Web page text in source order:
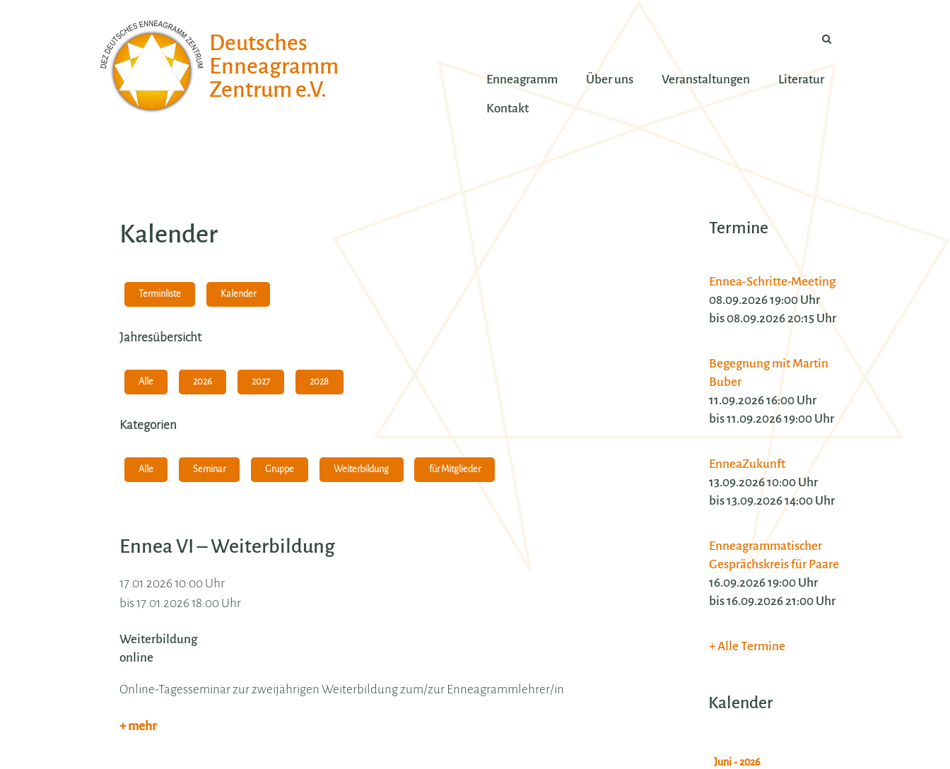
Deutsches
Enneagramm
Zentrum e.V.
Enneagramm Über uns Veranstaltungen Literatur
Kontakt
Kalender
Terminliste Kalender
Jahresübersicht
Alle 2026 2027 2028
Kategorien
Alle Seminar Gruppe Weiterbildung für Mitglieder
Ennea VI – Weiterbildung
17.01.2026 10:00 Uhr
bis 17.01.2026 18:00 Uhr
Weiterbildung
online
Online-Tagesseminar zur zweijährigen Weiterbildung zum/zur Enneagrammlehrer/in
+ mehr
Termine
Ennea-Schritte-Meeting
08.09.2026 19:00 Uhr
bis 08.09.2026 20:15 Uhr
Begegnung mit Martin
Buber
11.09.2026 16:00 Uhr
bis 11.09.2026 19:00 Uhr
EnneaZukunft
13.09.2026 10:00 Uhr
bis 13.09.2026 14:00 Uhr
Enneagrammatischer
Gesprächskreis für Paare
16.09.2026 19:00 Uhr
bis 16.09.2026 21:00 Uhr
Alle Termine
Kalender